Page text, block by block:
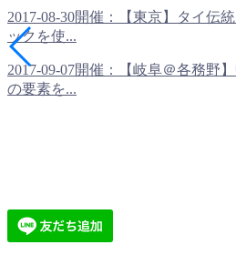
2017-08-30開催：【東京】タイ伝
ックを使...
2017-09-07開催：【岐阜＠各務野
の要素を...